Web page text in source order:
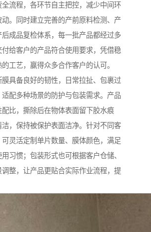
全流程，各环节自主把控，减少中间环
。同时建立完善的产前原料检测、产
后成品复检体系，每一批产品都经过多
给客户的产品符合使用要求，凭借稳
工艺，赢得众多合作客户的认可。
具备良好的韧性，日常拉扯、包裹过
配多种场景的防护与包装需求。产品
配比，撕除后在物体表面留下胶水痕
，保持被保护表面洁净。针对不同客
灵活定制单片数量、膜体颜色，满足
习惯；包装形式也可根据客户仓储、
整，让产品更贴合实际作业流程，提